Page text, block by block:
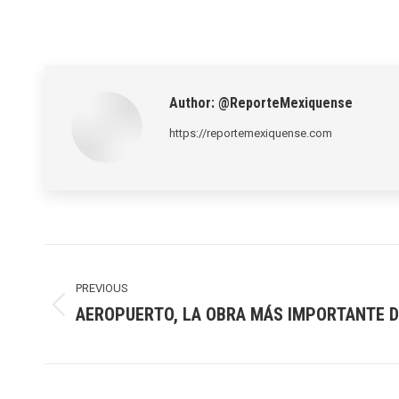
Author: @ReporteMexiquense
https://reportemexiquense.com
navigation
PREVIOUS
Previous
AEROPUERTO, LA OBRA MÁS IMPORTANTE